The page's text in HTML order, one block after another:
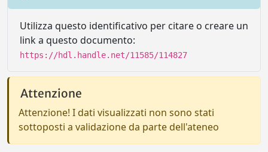
Utilizza questo identificativo per citare o creare un
link a questo documento:
https://hdl.handle.net/11585/114827
Attenzione
Attenzione! I dati visualizzati non sono stati
sottoposti a validazione da parte dell'ateneo